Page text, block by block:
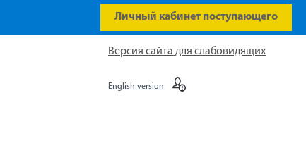
Личный кабинет поступающего
Версия сайта для слабовидящих
English version